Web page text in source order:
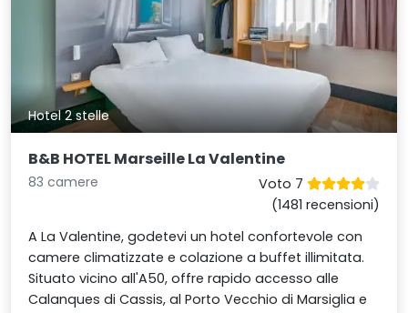
Hotel 2 stelle
B&B HOTEL Marseille La Valentine
83 camere
Voto 7
(1481 recensioni)
A La Valentine, godetevi un hotel confortevole con
camere climatizzate e colazione a buffet illimitata.
Situato vicino all'A50, offre rapido accesso alle
Calanques di Cassis, al Porto Vecchio di Marsiglia e